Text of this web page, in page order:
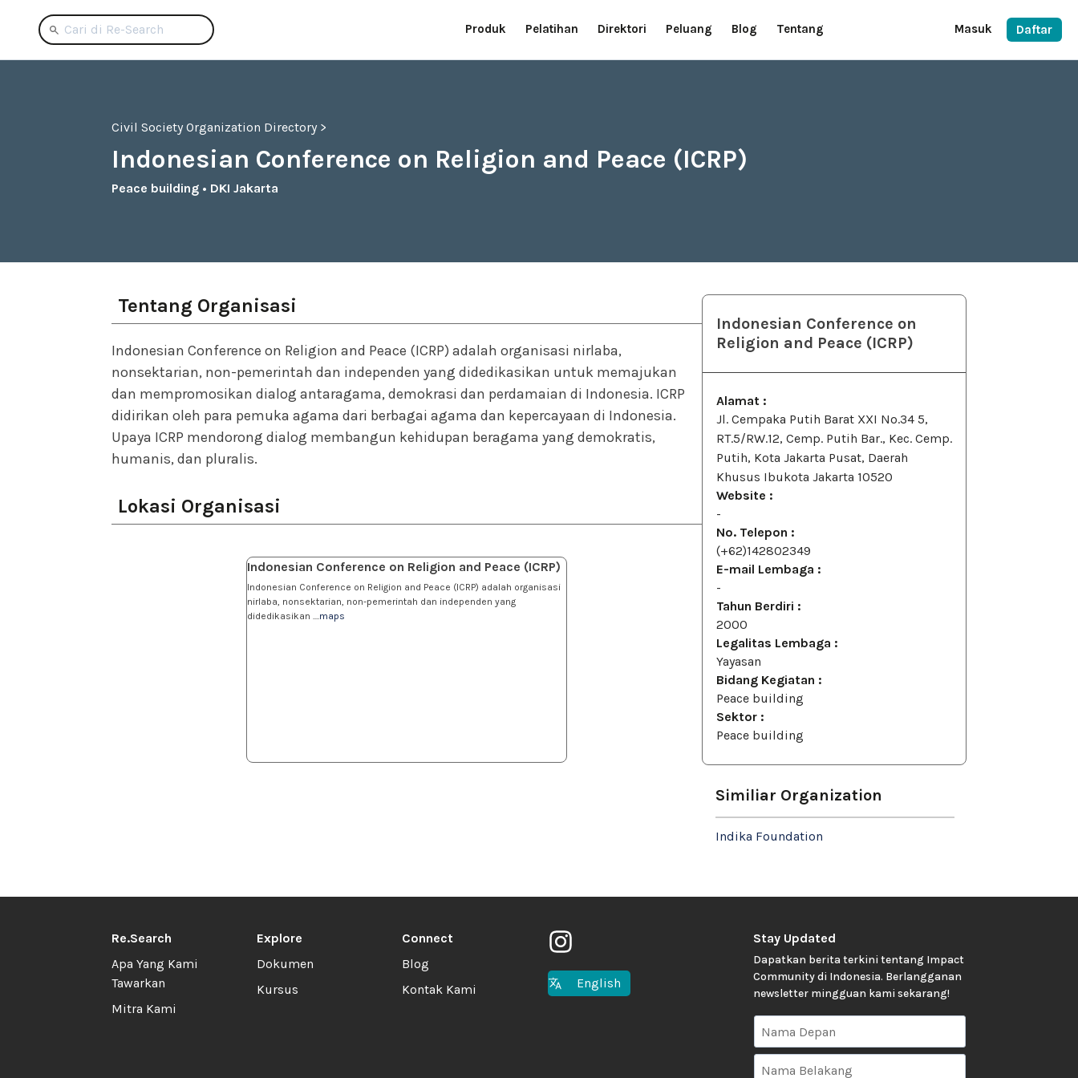
Produk Pelatihan Direktori Peluang Blog Tentang Masuk Daftar
Civil Society Organization Directory >
Indonesian Conference on Religion and Peace (ICRP)
Peace building • DKI Jakarta
Tentang Organisasi
Indonesian Conference on Religion and Peace (ICRP) adalah organisasi nirlaba,
nonsektarian, non-pemerintah dan independen yang didedikasikan untuk memajukan
dan mempromosikan dialog antaragama, demokrasi dan perdamaian di Indonesia. ICRP
didirikan oleh para pemuka agama dari berbagai agama dan kepercayaan di Indonesia.
Upaya ICRP mendorong dialog membangun kehidupan beragama yang demokratis,
humanis, dan pluralis.
Lokasi Organisasi
Indonesian Conference on Religion and Peace (ICRP)
Indonesian Conference on Religion and Peace (ICRP) adalah organisasi
nirlaba, nonsektarian, non-pemerintah dan independen yang
didedikasikan ....maps
Indonesian Conference on
Religion and Peace (ICRP)
Alamat :
Jl. Cempaka Putih Barat XXI No.34 5,
RT.5/RW.12, Cemp. Putih Bar., Kec. Cemp.
Putih, Kota Jakarta Pusat, Daerah
Khusus Ibukota Jakarta 10520
Website :
-
No. Telepon :
(+62)142802349
E-mail Lembaga :
-
Tahun Berdiri :
2000
Legalitas Lembaga :
Yayasan
Bidang Kegiatan :
Peace building
Sektor :
Peace building
Similiar Organization
Indika Foundation
Re.Search
Apa Yang Kami
Tawarkan
Mitra Kami
Explore
Dokumen
Kursus
Connect
Blog
Kontak Kami
English
Stay Updated
Dapatkan berita terkini tentang Impact
Community di Indonesia. Berlangganan
newsletter mingguan kami sekarang!